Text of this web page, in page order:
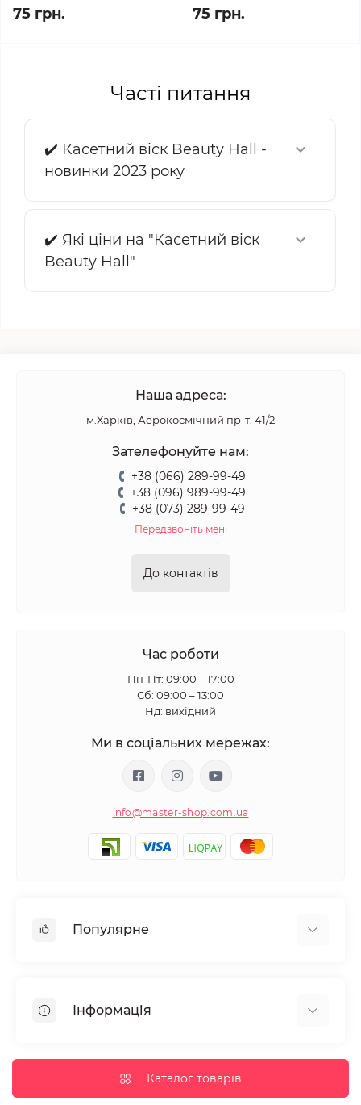
75 грн. 75 грн.
Часті питання
✔️ Касетний віск Beauty Hall -
новинки 2023 року
✔️ Які ціни на "Касетний віск
Beauty Hall"
Наша адреса:
м.Харків, Аерокосмічний пр-т, 41/2
Зателефонуйте нам:
+38 (066) 289-99-49
+38 (096) 989-99-49
+38 (073) 289-99-49
Передзвоніть мені
До контактів
Час роботи
Пн-Пт: 09:00 – 17:00
Сб: 09:00 – 13:00
Нд: вихідний
Ми в соціальних мережах:
info@master-shop.com.ua
Популярне
Парафінотерапія
Вії та брови
Дезінфекція та стерилізація
Інформація
Доставка та оплата
Корисні статті
Каталог товарів